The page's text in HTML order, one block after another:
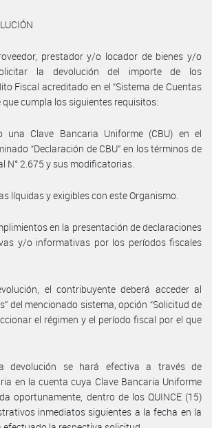
prestador y/o locador de bienes y/o
la devolución del importe de los
Fiscal acreditado en el “Sistema de Cuentas
que cumpla los siguientes requisitos:
una Clave Bancaria Uniforme (CBU) en el
“Declaración de CBU” en los términos de
N° 2.675 y sus modificatorias.
líquidas y exigibles con este Organismo.
en la presentación de declaraciones
y/o informativas por los períodos fiscales
el contribuyente deberá acceder al
del mencionado sistema, opción “Solicitud de
el régimen y el período fiscal por el que
devolución se hará efectiva a través de
en la cuenta cuya Clave Bancaria Uniforme
oportunamente, dentro de los QUINCE (15)
inmediatos siguientes a la fecha en la